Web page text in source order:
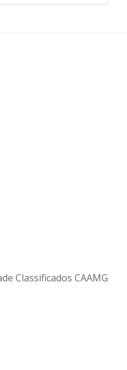
Classificados CAAMG